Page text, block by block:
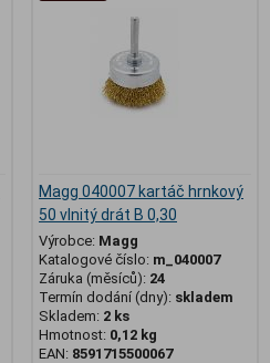
Magg 040007 kartáč hrnkový
50 vlnitý drát B 0,30
Výrobce: Magg
Katalogové číslo: m_040007
Záruka (měsíců): 24
Termín dodání (dny): skladem
Skladem: 2 ks
Hmotnost: 0,12 kg
EAN: 8591715500067